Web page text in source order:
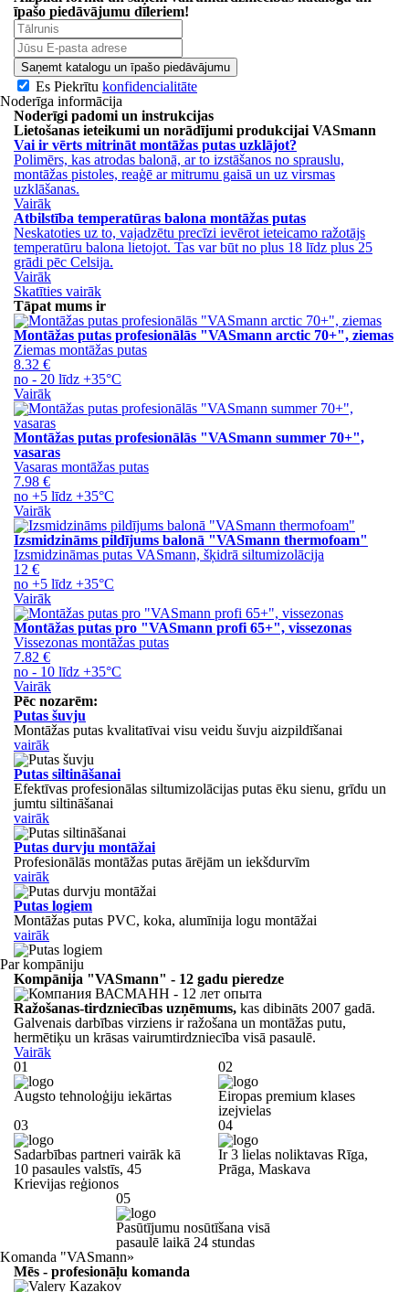
īpašo piedāvājumu dīleriem!
Saņemt katalogu un īpašo piedāvājumu
Es Piekrītu konfidencialitāte
Noderīga informācija
Noderīgi padomi un instrukcijas
Lietošanas ieteikumi un norādījumi produkcijai VASmann
Vai ir vērts mitrināt montāžas putas uzklājot?
Polimērs, kas atrodas balonā, ar to izstāšanos no sprauslu,
montāžas pistoles, reaģē ar mitrumu gaisā un uz virsmas
uzklāšanas.
Vairāk
Atbilstība temperatūras balona montāžas putas
Neskatoties uz to, vajadzētu precīzi ievērot ieteicamo ražotājs
temperatūru balona lietojot. Tas var būt no plus 18 līdz plus 25
grādi pēc Celsija.
Vairāk
Skatīties vairāk
Tāpat mums ir
Montāžas putas profesionālās "VASmann arctic 70+", ziemas
Ziemas montāžas putas
8.32 €
no - 20 līdz +35°C
Vairāk
Montāžas putas profesionālās "VASmann summer 70+",
vasaras
Vasaras montāžas putas
7.98 €
no +5 līdz +35°C
Vairāk
Izsmidzināms pildījums balonā "VASmann thermofoam"
Izsmidzināmas putas VASmann, šķidrā siltumizolācija
12 €
no +5 līdz +35°C
Vairāk
Montāžas putas pro "VASmann profi 65+", vissezonas
Vissezonas montāžas putas
7.82 €
no - 10 līdz +35°C
Vairāk
Pēc nozarēm:
Putas šuvju
Montāžas putas kvalitatīvai visu veidu šuvju aizpildīšanai
vairāk
Putas siltināšanai
Efektīvas profesionālas siltumizolācijas putas ēku sienu, grīdu un
jumtu siltināšanai
vairāk
Putas durvju montāžai
Profesionālās montāžas putas ārējām un iekšdurvīm
vairāk
Putas logiem
Montāžas putas PVC, koka, alumīnija logu montāžai
vairāk
Par kompāniju
Kompānija "VASmann" - 12 gadu pieredze
Ražošanas-tirdzniecības uzņēmums, kas dibināts 2007 gadā.
Galvenais darbības virziens ir ražošana un montāžas putu,
hermētiķu un krāsas vairumtirdzniecība visā pasaulē.
Vairāk
01
Augsto tehnoloģiju iekārtas
02
Eiropas premium klases
izejvielas
03
Sadarbības partneri vairāk kā
10 pasaules valstīs, 45
Krievijas reģionos
04
Ir 3 lielas noliktavas Rīga,
Prāga, Maskava
05
Pasūtījumu nosūtīšana visā
pasaulē laikā 24 stundas
Komanda "VASmann»
Mēs - profesionāļu komanda